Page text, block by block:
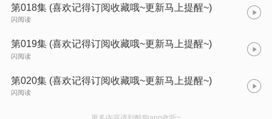
第018集 (喜欢记得订阅收藏哦~更新马上提醒~)
闪阅读
第019集 (喜欢记得订阅收藏哦~更新马上提醒~)
闪阅读
第020集 (喜欢记得订阅收藏哦~更新马上提醒~)
闪阅读